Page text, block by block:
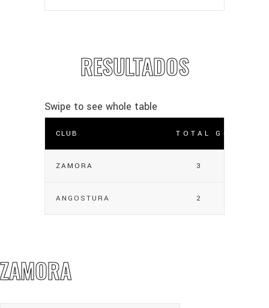
RESULTADOS
CLUB TOTAL GOLES
ZAMORA 3
ANGOSTURA 2
ZAMORA